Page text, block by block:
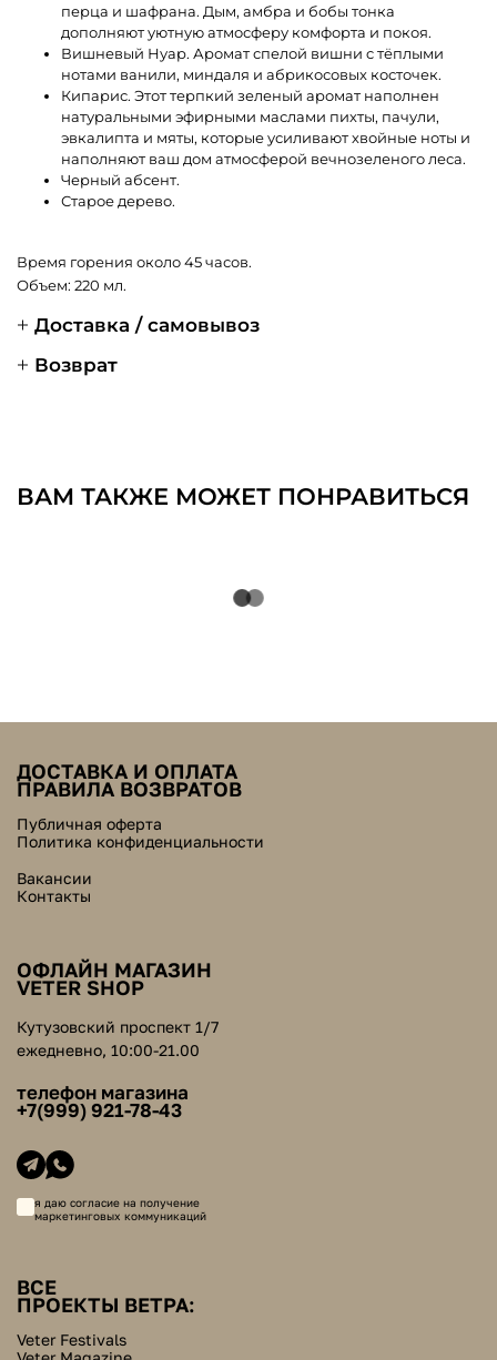
перца и шафрана. Дым, амбра и бобы тонка
дополняют уютную атмосферу комфорта и покоя.
Вишневый Нуар. Аромат спелой вишни c тёплыми
нотами ванили, миндаля и абрикосовых косточек.
Кипарис. Этот терпкий зеленый аромат наполнен
натуральными эфирными маслами пихты, пачули,
эвкалипта и мяты, которые усиливают хвойные ноты и
наполняют ваш дом атмосферой вечнозеленого леса.
Черный абсент.
Старое дерево.
Время горения около 45 часов.
Объем: 220 мл.
Доставка / самовывоз
Возврат
ВАМ ТАКЖЕ МОЖЕТ ПОНРАВИТЬСЯ
ДОСТАВКА И ОПЛАТА
ПРАВИЛА ВОЗВРАТОВ
Публичная оферта
Политика конфиденциальности
Вакансии
Контакты
ОФЛАЙН МАГАЗИН
VETER SHOP
Кутузовский проспект 1/7
ежедневно, 10:00-21.00
телефон магазина
+7(999) 921-78-43
я даю согласие на получение
маркетинговых коммуникаций
ВСЕ
ПРОЕКТЫ ВЕТРА:
Veter Festivals